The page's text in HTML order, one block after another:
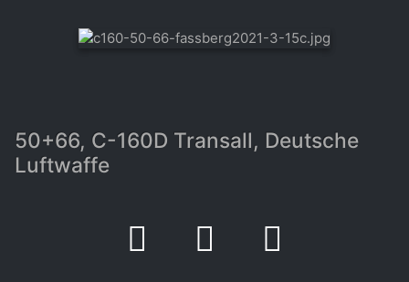
50+66, C-160D Transall, Deutsche
Luftwaffe